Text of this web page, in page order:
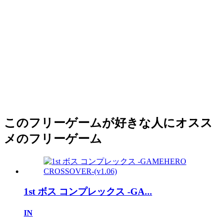
このフリーゲームが好きな人にオスス
メのフリーゲーム
1st ボス コンプレックス -GA...
IN